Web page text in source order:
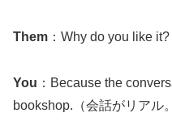
Them ：Why do you like
You ：Because the
bookshop.（会話がリアル